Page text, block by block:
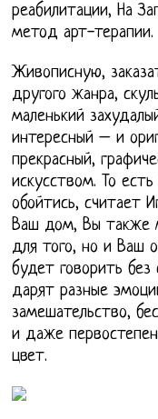
реабилитации, На
метод арт-терапии.
Живописную,
другого жанра,
маленький
интересный – и
прекрасный,
искусством. То
обойтись, считает
Ваш дом, Вы также
для того, но и Ваш
будет говорить без
дарят разные
замешательство,
и даже
цвет.